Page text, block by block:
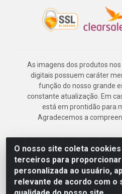
O nosso site coleta
terceiros para
personalizada ao usuário,
relevante de acordo com o
As imagens dos produtos
digitais possuem caráter
função do nosso grande
constante atualização. Em
está em prontidão para
Agradecemos a
Deskontão Atacado - Av. Marechal
Imbiribeira - Recife/PE - CEP
57